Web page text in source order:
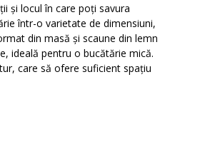
și locul în care poți savura
într-o varietate de dimensiuni,
din masă și scaune din lemn
ideală pentru o bucătărie mică.
care să ofere suficient spațiu